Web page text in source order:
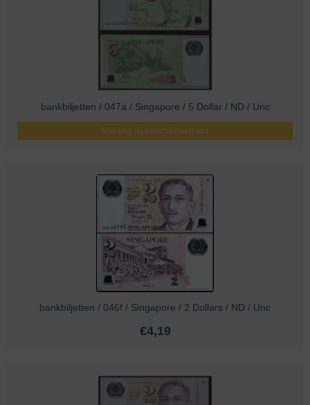
bankbiljetten / 047a / Singapore / 5 Dollar / ND / Unc
Melding bij beschikbaarheid
bankbiljetten / 046f / Singapore / 2 Dollars / ND / Unc
€4,19